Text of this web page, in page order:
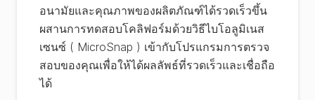
อนามัยและคุณภาพของผลิตภัณฑ์ได้รวดเร็วขึ้น
ผสานการทดสอบโคลิฟอร์มด้วยวิธีไบโอลูมิเนส
เซนซ์ ( MicroSnap ) เข้ากับโปรแกรมการตรวจ
สอบของคุณเพื่อให้ได้ผลลัพธ์ที่รวดเร็วและเชื่อถือ
ได้